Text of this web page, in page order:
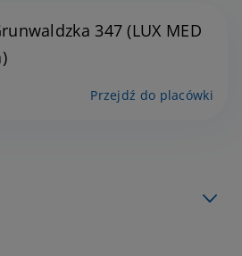
347 (LUX MED
Przejdź do placówki